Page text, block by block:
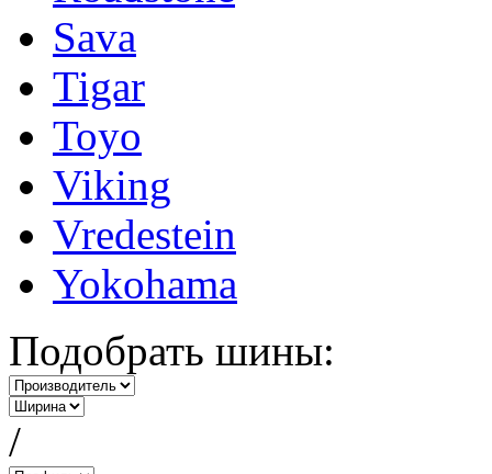
Sava
Tigar
Toyo
Viking
Vredestein
Yokohama
Подобрать шины:
/